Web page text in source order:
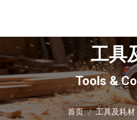
工具
Tools &你在
首页 工具及耗材